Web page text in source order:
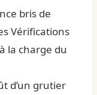
bris de
Vérifications
la charge du
d’un grutier